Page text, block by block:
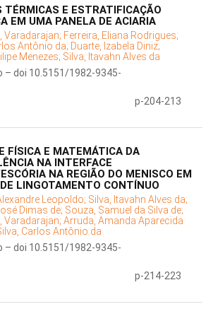
TÉRMICAS E ESTRATIFICAÇÃO
EM UMA PANELA DE ACIARIA
Varadarajan; Ferreira, Eliana Rodrigues;
Antônio da; Duarte, Izabela Diniz;
Menezes; Silva, Itavahn Alves da
– doi 10.5151/1982-9345-
p-204-213
FÍSICA E MATEMÁTICA DA
NA INTERFACE
NA REGIÃO DO MENISCO EM
LINGOTAMENTO CONTÍNUO
Leopoldo; Silva, Itavahn Alves da;
Dimas de; Souza, Samuel da Silva de;
Varadarajan; Arruda, Amanda Aparecida
Carlos Antônio da
– doi 10.5151/1982-9345-
p-214-223